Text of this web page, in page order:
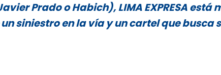
Prado o Habich), LIMA EXPRESA
siniestro en la vía y un cartel que busca